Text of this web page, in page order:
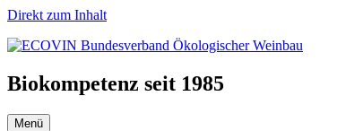
Direkt zum Inhalt
Biokompetenz seit 1985
Menü